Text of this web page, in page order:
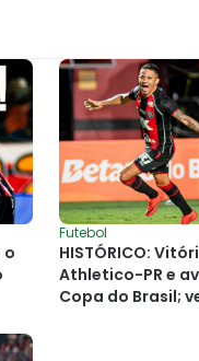
o
Futebol
HISTÓRICO:
Athletico-PR e
Copa do Brasil;